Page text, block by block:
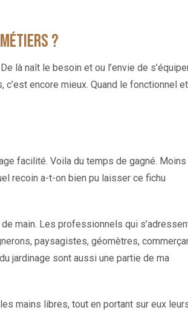
?
là naît le besoin et ou l’envie de
encore mieux. Quand le fonctionnel et
facilité. Voila du temps de gagné. Moins
recoin a-t-on bien pu laisser ce fichu
main. Les professionnels qui
paysagistes, géomètres,
jardinage sont aussi une partie de ma
mains libres, tout en portant sur eux